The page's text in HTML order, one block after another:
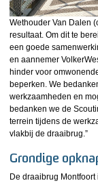
Wethouder Van Dalen
resultaat. Om dit te
een goede
en aannemer
hinder voor
beperken. We
werkzaamheden en
bedanken we de
terrein tijdens de
vlakbij de draaibrug.”
Grondige
De draaibrug